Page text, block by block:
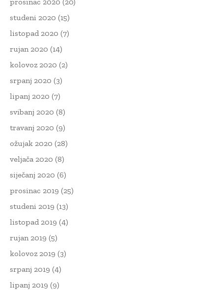
studeni 2020 (15)
listopad 2020 (7)
rujan 2020 (14)
kolovoz 2020 (2)
srpanj 2020 (3)
lipanj 2020 (7)
svibanj 2020 (8)
travanj 2020 (9)
ožujak 2020 (28)
veljača 2020 (8)
siječanj 2020 (6)
prosinac 2019 (25)
studeni 2019 (13)
listopad 2019 (4)
rujan 2019 (5)
kolovoz 2019 (3)
srpanj 2019 (4)
lipanj 2019 (9)